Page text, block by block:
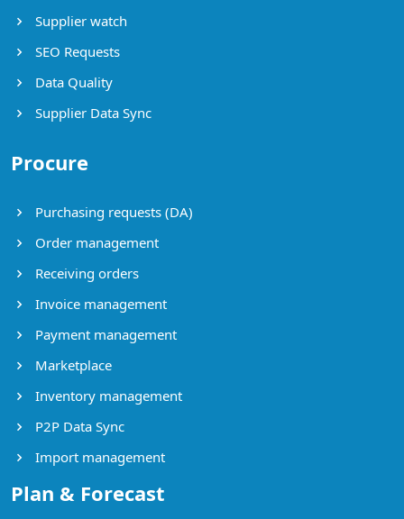
Supplier watch
SEO Requests
Data Quality
Supplier Data Sync
Procure
Purchasing requests (DA)
Order management
Receiving orders
Invoice management
Payment management
Marketplace
Inventory management
P2P Data Sync
Import management
Plan & Forecast